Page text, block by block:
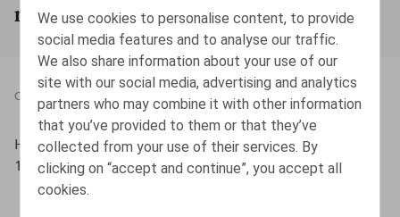
We use cookies to personalise content, to provide
social media features and to analyse our traffic.
We also share information about your use of our
site with our social media, advertising and analytics
partners who may combine it with other information
that you’ve provided to them or that they’ve
collected from your use of their services. By
clicking on “accept and continue”, you accept all
cookies.
mars 1991
CONTRIBUTION TO BOOK 31.08.2016
Henry, F., ​in X., Droit du travail tous azimuts, 2016, pp.
11-48